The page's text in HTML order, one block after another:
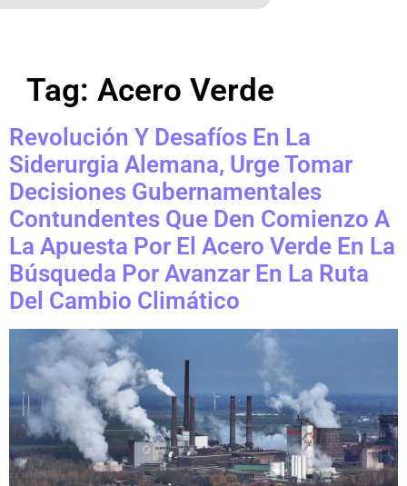
Tag: Acero Verde
Revolución Y Desafíos En La
Siderurgia Alemana, Urge Tomar
Decisiones Gubernamentales
Contundentes Que Den Comienzo A
La Apuesta Por El Acero Verde En La
Búsqueda Por Avanzar En La Ruta
Del Cambio Climático